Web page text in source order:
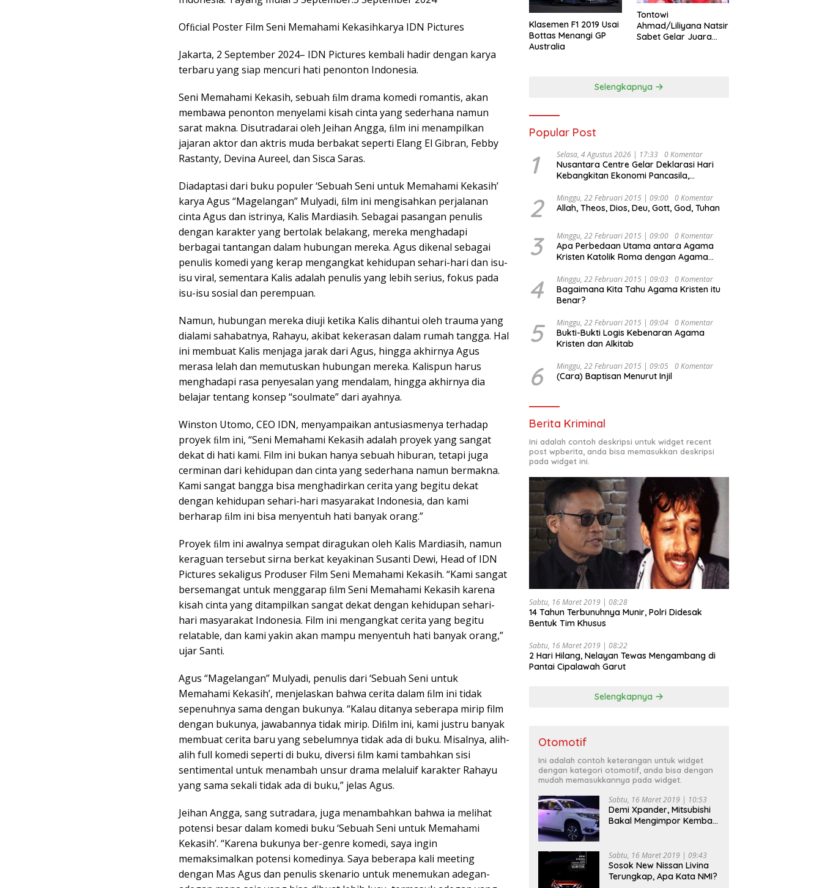
Ofﬁcial Poster Film Seni Memahami Kekasihkarya IDN Pictures
Jakarta, 2 September 2024– IDN Pictures kembali hadir dengan karya
terbaru yang siap mencuri hati penonton Indonesia.
Seni Memahami Kekasih, sebuah ﬁlm drama komedi romantis, akan
membawa penonton menyelami kisah cinta yang sederhana namun
sarat makna. Disutradarai oleh Jeihan Angga, ﬁlm ini menampilkan
jajaran aktor dan aktris muda berbakat seperti Elang El Gibran, Febby
Rastanty, Devina Aureel, dan Sisca Saras.
Diadaptasi dari buku populer ‘Sebuah Seni untuk Memahami Kekasih’
karya Agus “Magelangan” Mulyadi, ﬁlm ini mengisahkan perjalanan
cinta Agus dan istrinya, Kalis Mardiasih. Sebagai pasangan penulis
dengan karakter yang bertolak belakang, mereka menghadapi
berbagai tantangan dalam hubungan mereka. Agus dikenal sebagai
penulis komedi yang kerap mengangkat kehidupan sehari-hari dan isu-
isu viral, sementara Kalis adalah penulis yang lebih serius, fokus pada
isu-isu sosial dan perempuan.
Namun, hubungan mereka diuji ketika Kalis dihantui oleh trauma yang
dialami sahabatnya, Rahayu, akibat kekerasan dalam rumah tangga. Hal
ini membuat Kalis menjaga jarak dari Agus, hingga akhirnya Agus
merasa lelah dan memutuskan hubungan mereka. Kalispun harus
menghadapi rasa penyesalan yang mendalam, hingga akhirnya dia
belajar tentang konsep “soulmate” dari ayahnya.
Winston Utomo, CEO IDN, menyampaikan antusiasmenya terhadap
proyek ﬁlm ini, “Seni Memahami Kekasih adalah proyek yang sangat
dekat di hati kami. Film ini bukan hanya sebuah hiburan, tetapi juga
cerminan dari kehidupan dan cinta yang sederhana namun bermakna.
Kami sangat bangga bisa menghadirkan cerita yang begitu dekat
dengan kehidupan sehari-hari masyarakat Indonesia, dan kami
berharap ﬁlm ini bisa menyentuh hati banyak orang.”
Proyek ﬁlm ini awalnya sempat diragukan oleh Kalis Mardiasih, namun
keraguan tersebut sirna berkat keyakinan Susanti Dewi, Head of IDN
Pictures sekaligus Produser Film Seni Memahami Kekasih. “Kami sangat
bersemangat untuk menggarap ﬁlm Seni Memahami Kekasih karena
kisah cinta yang ditampilkan sangat dekat dengan kehidupan sehari-
hari masyarakat Indonesia. Film ini mengangkat cerita yang begitu
relatable, dan kami yakin akan mampu menyentuh hati banyak orang,”
ujar Santi.
Agus “Magelangan” Mulyadi, penulis dari ‘Sebuah Seni untuk
Memahami Kekasih’, menjelaskan bahwa cerita dalam ﬁlm ini tidak
sepenuhnya sama dengan bukunya. “Kalau ditanya seberapa mirip film
dengan bukunya, jawabannya tidak mirip. Diﬁlm ini, kami justru banyak
membuat cerita baru yang sebelumnya tidak ada di buku. Misalnya, alih-
alih full komedi seperti di buku, diversi ﬁlm kami tambahkan sisi
sentimental untuk menambah unsur drama melaluif karakter Rahayu
yang sama sekali tidak ada di buku,” jelas Agus.
Jeihan Angga, sang sutradara, juga menambahkan bahwa ia melihat
potensi besar dalam komedi buku ‘Sebuah Seni untuk Memahami
Kekasih’. “Karena bukunya ber-genre komedi, saya ingin
memaksimalkan potensi komedinya. Saya beberapa kali meeting
dengan Mas Agus dan penulis skenario untuk menemukan adegan-
Klasemen F1 2019 Usai
Bottas Menangi GP
Australia
Tontowi
Ahmad/Liliyana Natsir
Sabet Gelar Juara
Selengkapnya
Popular Post
1 Selasa, 4 Agustus 2026 | 17:33 0 Komentar
Nusantara Centre Gelar Deklarasi Hari
Kebangkitan Ekonomi Pancasila,
Djojohadikusumo Anti Penjajahan
(Pergolakan Ekonomi Politik Indonesia) &
Undang Perekonomian Nasional dan
Kesejahteraan Sosial dalam Menata
Bangsa Menuju Indonesia Emas 2045”,
2 Minggu, 22 Februari 2015 | 09:00 0 Komentar
Allah, Theos, Dios, Deu, Gott, God, Tuhan
3 Minggu, 22 Februari 2015 | 09:00 0 Komentar
Apa Perbedaan Utama antara Agama
Kristen Katolik Roma dengan Agama
4 Minggu, 22 Februari 2015 | 09:03 0 Komentar
Bagaimana Kita Tahu Agama Kristen itu
Benar?
5 Minggu, 22 Februari 2015 | 09:04 0 Komentar
Bukti-Bukti Logis Kebenaran Agama
Kristen dan Alkitab
6 Minggu, 22 Februari 2015 | 09:05 0 Komentar
(Cara) Baptisan Menurut Injil
Berita Kriminal
Ini adalah contoh deskripsi untuk widget recent
post wpberita, anda bisa memasukkan deskripsi
pada widget ini.
Sabtu, 16 Maret 2019 | 08:28
14 Tahun Terbunuhnya Munir, Polri Didesak
Bentuk Tim Khusus
Sabtu, 16 Maret 2019 | 08:22
2 Hari Hilang, Nelayan Tewas Mengambang di
Pantai Cipalawah Garut
Selengkapnya
Otomotif
Ini adalah contoh keterangan untuk widget
dengan kategori otomotif, anda bisa dengan
mudah memasukkannya pada widget.
Sabtu, 16 Maret 2019 | 10:53
Demi Xpander, Mitsubishi
Bakal Mengimpor Kembali
Sabtu, 16 Maret 2019 | 09:43
Sosok New Nissan Livina
Terungkap, Apa Kata NMI?